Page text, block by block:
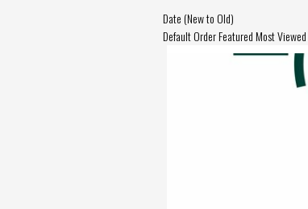
Date (New to Old)
Default OrderFeaturedMost Viewed